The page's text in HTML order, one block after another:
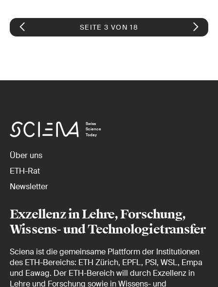
SEITE 3 VON 18
Swiss
Science
Today
Über uns
ETH-Rat
Newsletter
Exzellenz in Lehre, Forschung,
Wissens- und Technologietransfer
Sciena ist die gemeinsame Plattform der Institutionen
des ETH-Bereichs: ETH Zürich, EPFL, PSI, WSL, Empa
und Eawag. Der ETH-Bereich will durch Exzellenz in
Lehre und Forschung sowie in Wissens- und